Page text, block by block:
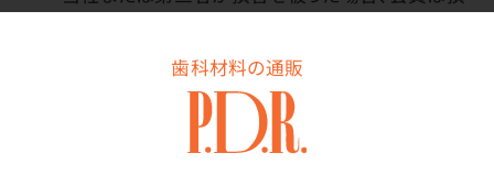
歯科材料の通販
第14条（会員資格の抹消）
下記のいずれかに該当する場合、当社は当該会員
の会員資格を抹消することができるものとします。